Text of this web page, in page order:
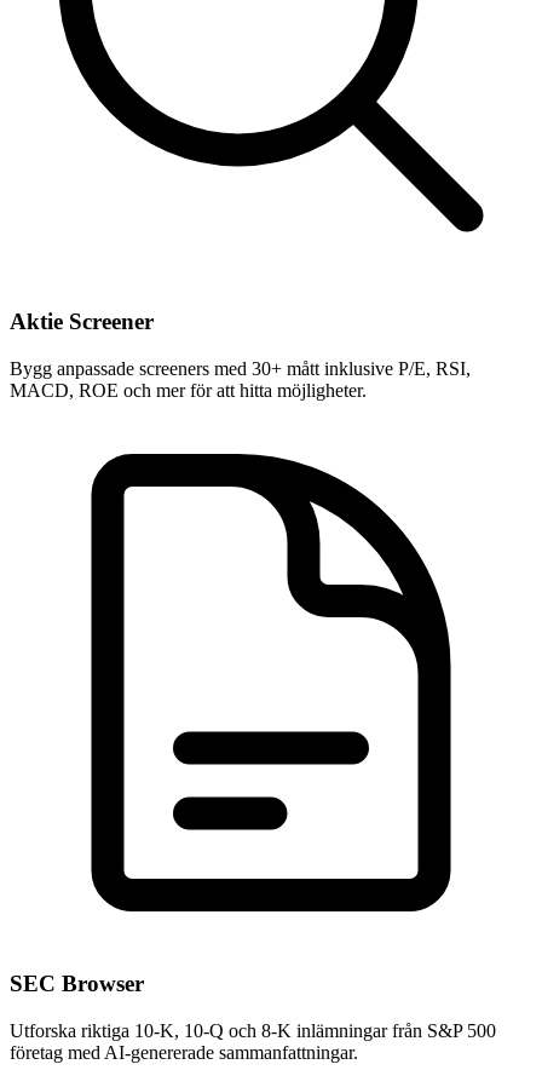
Aktie Screener
Bygg anpassade screeners med 30+ mått inklusive P/E, RSI,
MACD, ROE och mer för att hitta möjligheter.
SEC Browser
Utforska riktiga 10-K, 10-Q och 8-K inlämningar från S&P 500
företag med AI-genererade sammanfattningar.